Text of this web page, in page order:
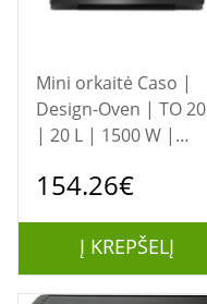
Mini orkaitė Caso |
Design-Oven | TO 20
| 20 L | 1500 W |
154.26€
Į KREPŠELĮ